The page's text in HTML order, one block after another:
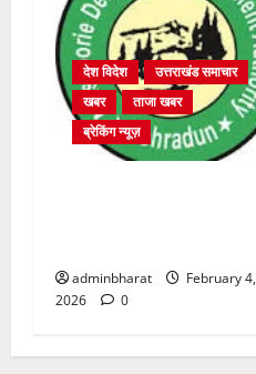
देश विदेश
उत्तराखंड समाचार
खबर
ताजा खबर
ब्रेकिंग न्यूज़
adminbharat
February 4,
2026
0